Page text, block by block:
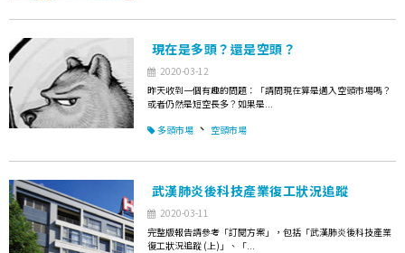
現在是多頭？還是空頭？
2020-03-12
昨天收到一個有趣的問題：「請問現在算是邁入空頭市場嗎？
或者仍然是短空長多？如果是...
多頭市場 、 空頭市場
武漢肺炎後科技產業復工狀況追蹤
2020-03-11
完整版報告請參考「訂閱方案」，包括「武漢肺炎後科技產業
復工狀況追蹤 (上)」、「...